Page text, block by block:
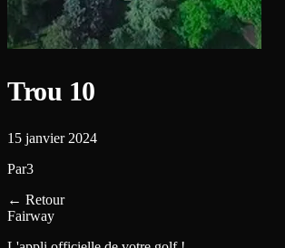
Trou 10
15 janvier 2024
Par3
← Retour
Fairway